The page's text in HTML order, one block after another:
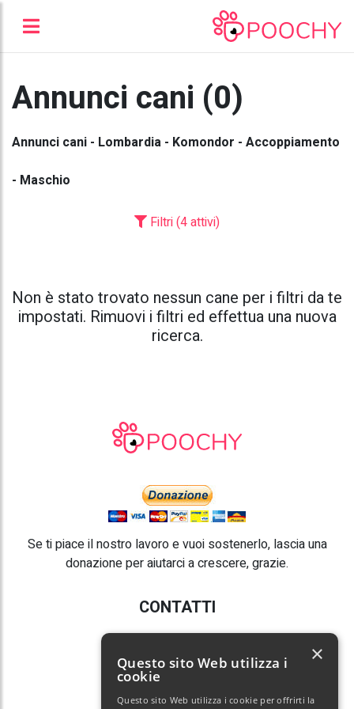
Annunci cani (0)
Annunci cani - Lombardia - Komondor - Accoppiamento
- Maschio
Filtri (4 attivi)
Non è stato trovato nessun cane per i filtri da te
impostati. Rimuovi i filtri ed effettua una nuova
ricerca.
Se ti piace il nostro lavoro e vuoi sostenerlo, lascia una
donazione per aiutarci a crescere, grazie.
CONTATTI
E-mail:info@poochy.it
Questo sito Web utilizza i
cookie
Questo sito Web utilizza i cookie per offrirti la
×